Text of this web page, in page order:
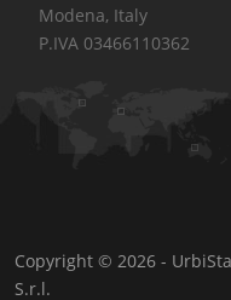
Modena, Italy
P.IVA 03466110362
Copyright © 2026 -
S.r.l.